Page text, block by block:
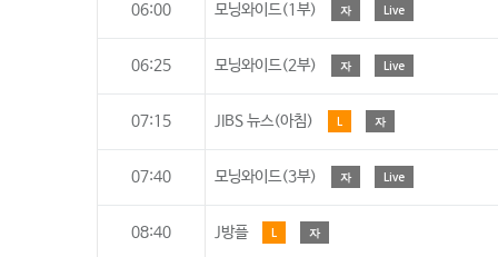
06:00 모닝와이드(1부) 자 Live
06:25 모닝와이드(2부) 자 Live
07:15 JIBS 뉴스(아침) L 자
07:40 모닝와이드(3부) 자 Live
08:40 J방플 L 자